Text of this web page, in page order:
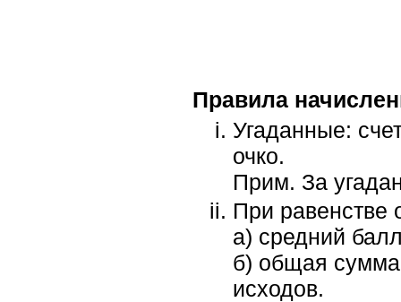
Правила
Угаданные:
очко.
Прим. За
При равенстве
а) средний
б) общая сумма
исходов.